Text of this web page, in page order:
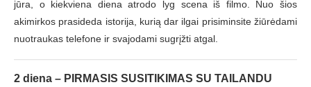
jūra, o kiekviena diena atrodo lyg scena iš filmo. Nuo šios
akimirkos prasideda istorija, kurią dar ilgai prisiminsite žiūrėdami
nuotraukas telefone ir svajodami sugrįžti atgal.
2 diena – PIRMASIS SUSITIKIMAS SU TAILANDU